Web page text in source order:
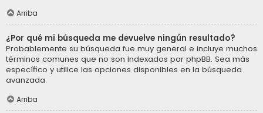
Arriba
¿Por qué mi búsqueda me devuelve ningún resultado?
Probablemente su búsqueda fue muy general e incluye muchos
términos comunes que no son indexados por phpBB. Sea más
específico y utilice las opciones disponibles en la búsqueda
avanzada.
Arriba